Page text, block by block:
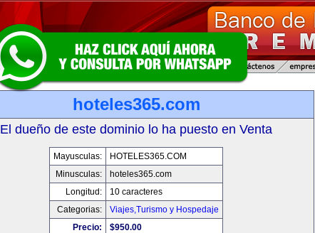
hoteles365.com
El dueño de este dominio lo ha puesto en Venta
Mayusculas:
HOTELES365.COM
Minusculas:
hoteles365.com
Longitud:
10 caracteres
Categorias:
Viajes,Turismo y Hospedaje
Precio:
$950.00